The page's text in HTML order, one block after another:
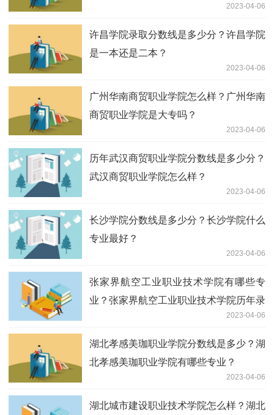
2023-04-06
许昌学院录取分数线是多少分？许昌学院
是一本还是二本？
2023-04-06
广州华南商贸职业学院怎么样？广州华南
商贸职业学院是大专吗？
2023-04-06
历年武汉商贸职业学院分数线是多少分？
武汉商贸职业学院怎么样？
2023-04-06
长沙学院分数线是多少分？长沙学院什么
专业最好？
2023-04-06
张家界航空工业职业技术学院有哪些专
业？张家界航空工业职业技术学院历年录
2023-04-06
湖北孝感美珈职业学院分数线是多少？湖
北孝感美珈职业学院有哪些专业？
2023-04-06
湖北城市建设职业技术学院怎么样？湖北